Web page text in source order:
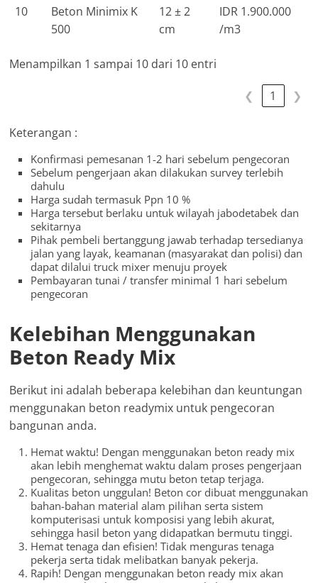
10
Beton Minimix K
500
12 ± 2
cm
IDR 1.900.000
/m3
Menampilkan 1 sampai 10 dari 10 entri
❮ 1 ❯
Keterangan :
Konfirmasi pemesanan 1-2 hari sebelum pengecoran
Sebelum pengerjaan akan dilakukan survey terlebih
dahulu
Harga sudah termasuk Ppn 10 %
Harga tersebut berlaku untuk wilayah jabodetabek dan
sekitarnya
Pihak pembeli bertanggung jawab terhadap tersedianya
jalan yang layak, keamanan (masyarakat dan polisi) dan
dapat dilalui truck mixer menuju proyek
Pembayaran tunai / transfer minimal 1 hari sebelum
pengecoran
Kelebihan Menggunakan
Beton Ready Mix
Berikut ini adalah beberapa kelebihan dan keuntungan
menggunakan beton readymix untuk pengecoran
bangunan anda.
Hemat waktu! Dengan menggunakan beton ready mix
akan lebih menghemat waktu dalam proses pengerjaan
pengecoran, sehingga mutu beton tetap terjaga.
Kualitas beton unggulan! Beton cor dibuat menggunakan
bahan-bahan material alam pilihan serta sistem
komputerisasi untuk komposisi yang lebih akurat,
sehingga hasil beton yang didapatkan bermutu tinggi.
Hemat tenaga dan efisien! Tidak menguras tenaga
pekerja serta tidak melibatkan banyak pekerja.
Rapih! Dengan menggunakan beton ready mix akan